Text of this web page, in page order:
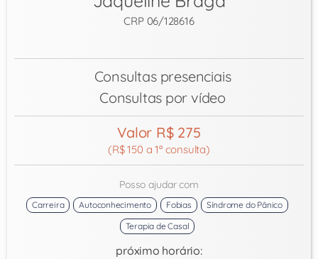
CRP 06/128616
Consultas presenciais
Consultas por vídeo
Valor R$ 275
(R$ 150 a 1ª consulta)
Posso ajudar com
Carreira Autoconhecimento Fobias
Síndrome do Pânico
Terapia de Casal
próximo horário: